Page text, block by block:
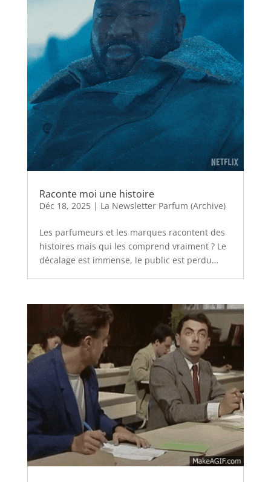
Raconte moi une histoire
Déc 18, 2025| La Newsletter Parfum (Archive)
Les parfumeurs et les marques racontent des
histoires mais qui les comprend vraiment ? Le
décalage est immense, le public est perdu…